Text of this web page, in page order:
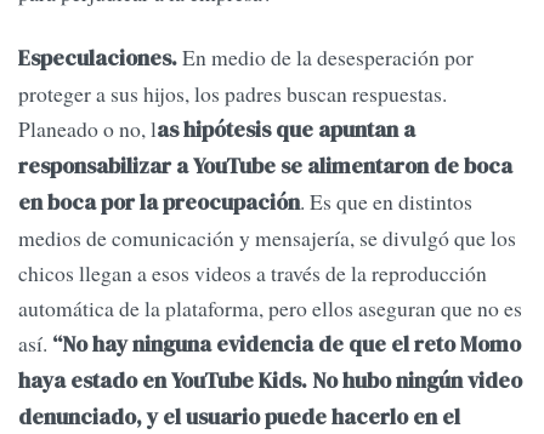
Especulaciones.En medio de la desesperación por
proteger a sus hijos, los padres buscan respuestas.
Planeado o no, las hipótesis que apuntan a
responsabilizar a YouTube se alimentaron de boca
en boca por la preocupación. Es que en distintos
medios de comunicación y mensajería, se divulgó que los
chicos llegan a esos videos a través de la reproducción
automática de la plataforma, pero ellos aseguran que no es
así. “No hay ninguna evidencia de que el reto Momo
haya estado en YouTube Kids. No hubo ningún video
denunciado, y el usuario puede hacerlo en el